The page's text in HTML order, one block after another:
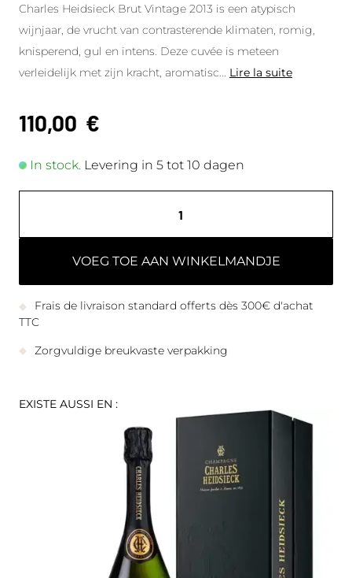
Charles Heidsieck Brut Vintage 2013 is een atypisch
wijnjaar, de vrucht van contrasterende klimaten, romig,
knisperend, gul en intens. Deze cuvée is meteen
verleidelijk met zijn kracht, aromatisc
Lire la suite
110,00 €
In stock. Levering in 5 tot 10 dagen
VOEG TOE AAN WINKELMANDJE
Frais de livraison standard offerts dès 300€ d'achat
TTC
Zorgvuldige breukvaste verpakking
EXISTE AUSSI EN :